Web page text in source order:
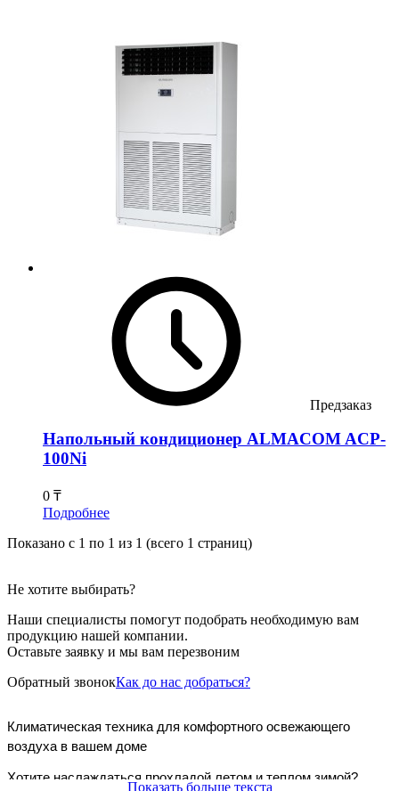
Предзаказ
Напольный кондиционер ALMACOM ACP-
100Ni
0 ₸
Подробнее
Показано с 1 по 1 из 1 (всего 1 страниц)
Не хотите выбирать?
Наши специалисты помогут подобрать необходимую вам
продукцию нашей компании.
Оставьте заявку и мы вам перезвоним
Обратный звонокКак до нас добраться?
Климатическая техника для комфортного освежающего
воздуха в вашем доме
Хотите наслаждаться прохладой летом и теплом зимой?
Показать больше текста